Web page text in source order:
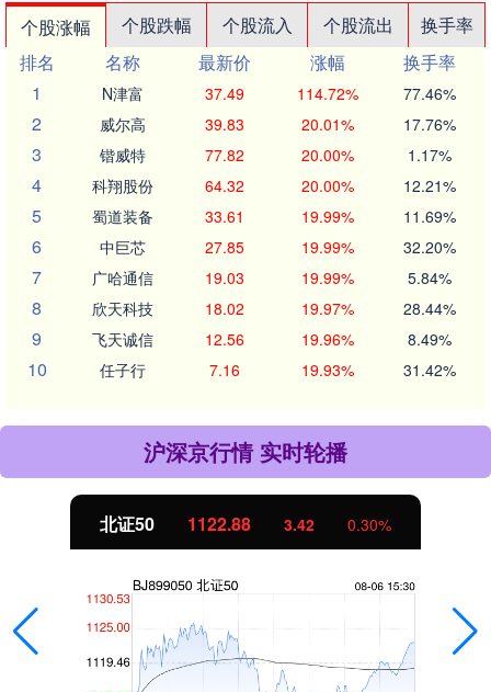
个股涨幅 个股跌幅 个股流入 个股流出
换手率
排名
名称 最新价 涨幅
换手率
1
N津富 37.49 114.72% 77.46%
2 威尔高 39.83 20.01% 17.76%
3 锴威特 77.82 20.00% 1.17%
4 科翔股份 64.32 20.00% 12.21%
5 蜀道装备 33.61 19.99% 11.69%
6 中巨芯 27.85 19.99% 32.20%
7 广哈通信 19.03 19.99% 5.84%
8 欣天科技 18.02 19.97% 28.44%
9 飞天诚信 12.56 19.96% 8.49%
10 任子行 7.16 19.93% 31.42%
沪深京行情 实时轮播
北证50 1122.88 3.42 0.30%